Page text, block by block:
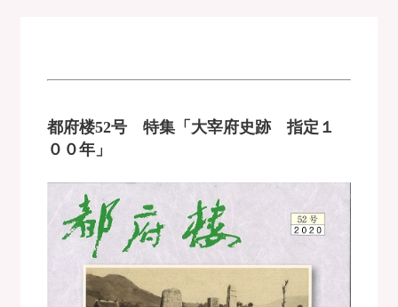
都府楼52号 特集「大宰府史跡 指定１
００年」